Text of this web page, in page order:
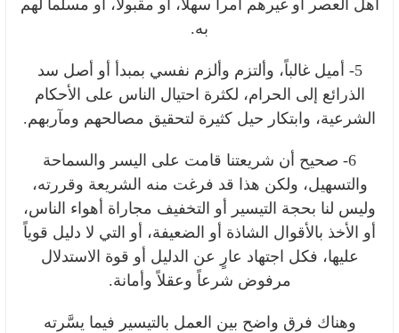
أهل العصر أو غيرهم أمراً سهلاً، أو مقبولاً، أو مسلَّماً لهم
به.
5- أميل غالباً، وألتزم وألزم نفسي بمبدأ أو أصل سد
الذرائع إلى الحرام، لكثرة احتيال الناس على الأحكام
الشرعية، وابتكار حيل كثيرة لتحقيق مصالحهم ومآربهم.
6- صحيح أن شريعتنا قامت على اليسر والسماحة
والتسهيل، ولكن هذا قد فرغت منه الشريعة وقررته،
وليس لنا بحجة التيسير أو التخفيف مجاراة أهواء الناس،
أو الأخذ بالأقوال الشاذة أو الضعيفة، أو التي لا دليل قوياً
عليها، فكل اجتهاد عارٍ عن الدليل أو قوة الاستدلال
مرفوض شرعاً وعقلاً وأمانة.
وهناك فرق واضح بين العمل بالتيسير فيما يسَّرته